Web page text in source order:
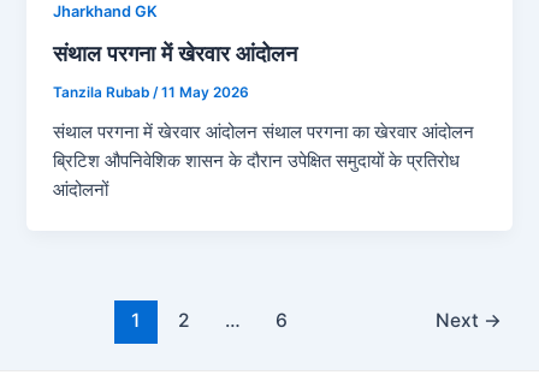
Jharkhand GK
संथाल परगना में खेरवार आंदोलन
Tanzila Rubab/11 May 2026
संथाल परगना में खेरवार आंदोलन संथाल परगना का खेरवार आंदोलन
ब्रिटिश औपनिवेशिक शासन के दौरान उपेक्षित समुदायों के प्रतिरोध
आंदोलनों
1 2 … 6 Next →